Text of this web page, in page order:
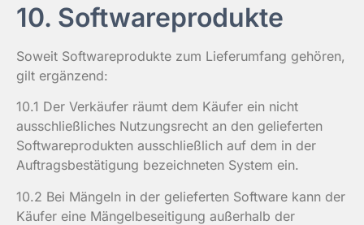
10. Softwareprodukte
Soweit Softwareprodukte zum Lieferumfang gehören,
gilt ergänzend:
10.1 Der Verkäufer räumt dem Käufer ein nicht
ausschließliches Nutzungsrecht an den gelieferten
Softwareprodukten ausschließlich auf dem in der
Auftragsbestätigung bezeichneten System ein.
10.2 Bei Mängeln in der gelieferten Software kann der
Käufer eine Mängelbeseitigung außerhalb der